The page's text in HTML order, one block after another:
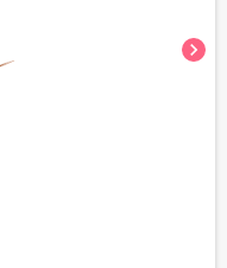
chevron_right